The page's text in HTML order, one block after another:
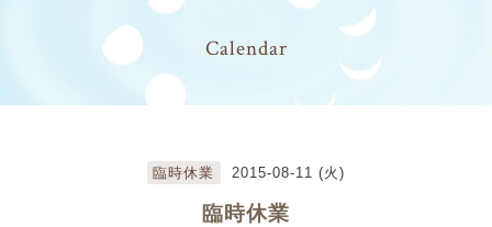
Calendar
臨時休業 2015-08-11 (火)
臨時休業